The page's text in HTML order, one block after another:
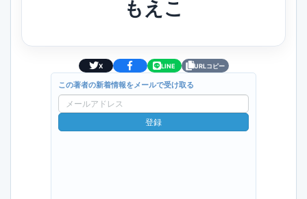
もえこ
X LINE URLコピー
この著者の新着情報をメールで受け取る
ー
ル
登録